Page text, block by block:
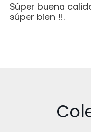
Súper buena
súper bien !!.